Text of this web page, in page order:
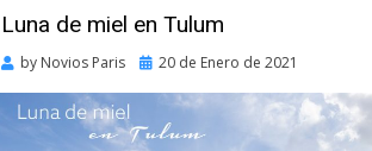
Luna de miel en Tulum
by Novios Paris
Posted
20 de Enero de 2021